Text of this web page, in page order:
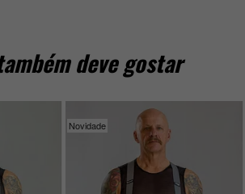
deve gostar
Novidade